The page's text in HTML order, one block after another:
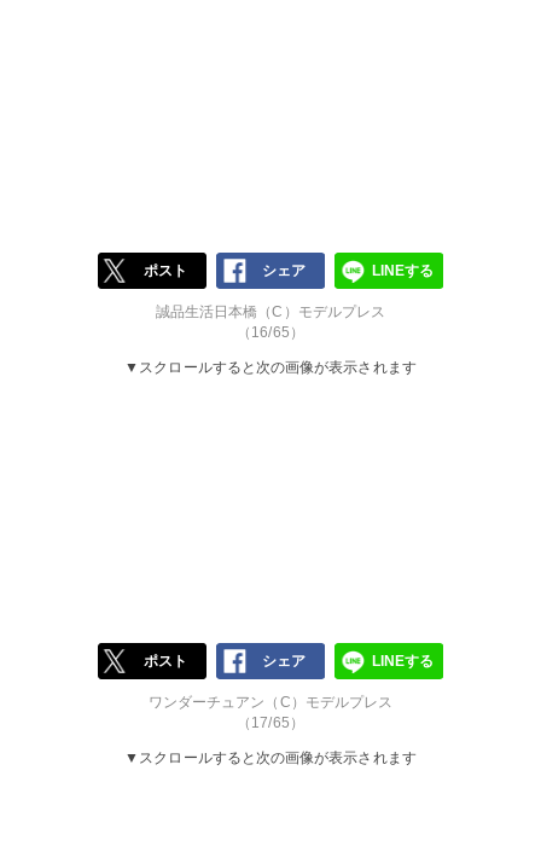
ポスト シェア LINEする
誠品生活日本橋（C）モデルプレス
（16/65）
▼スクロールすると次の画像が表示されます
ポスト シェア LINEする
ワンダーチュアン（C）モデルプレス
（17/65）
▼スクロールすると次の画像が表示されます